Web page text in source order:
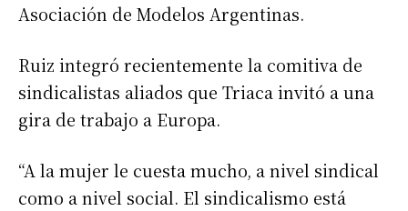
Asociación de Modelos Argentinas.
Ruiz integró recientemente la comitiva de
sindicalistas aliados que Triaca invitó a una
gira de trabajo a Europa.
“A la mujer le cuesta mucho, a nivel sindical
como a nivel social. El sindicalismo está